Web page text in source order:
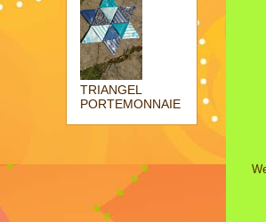
TRIANGEL
PORTEMONNAIE